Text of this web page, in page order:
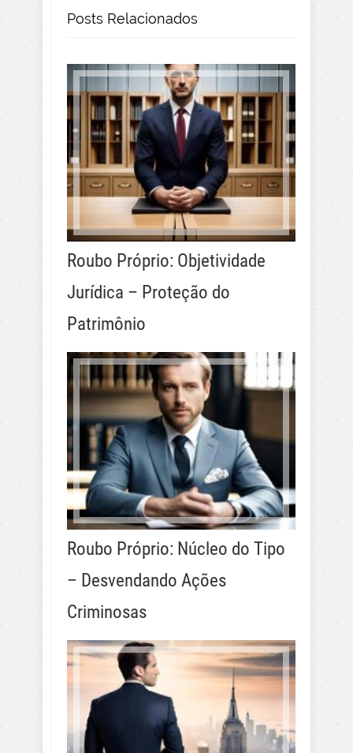
Posts Relacionados
Roubo Próprio: Objetividade
Jurídica – Proteção do
Patrimônio
Roubo Próprio: Núcleo do Tipo
– Desvendando Ações
Criminosas